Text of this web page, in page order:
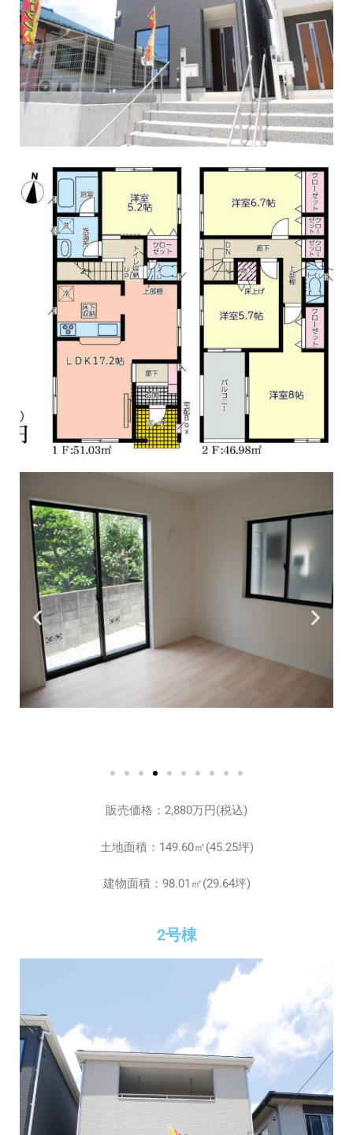
販売価格：2,880万円(税込)
土地面積：149.60㎡(45.25坪)
建物面積：98.01㎡(29.64坪)
2号棟